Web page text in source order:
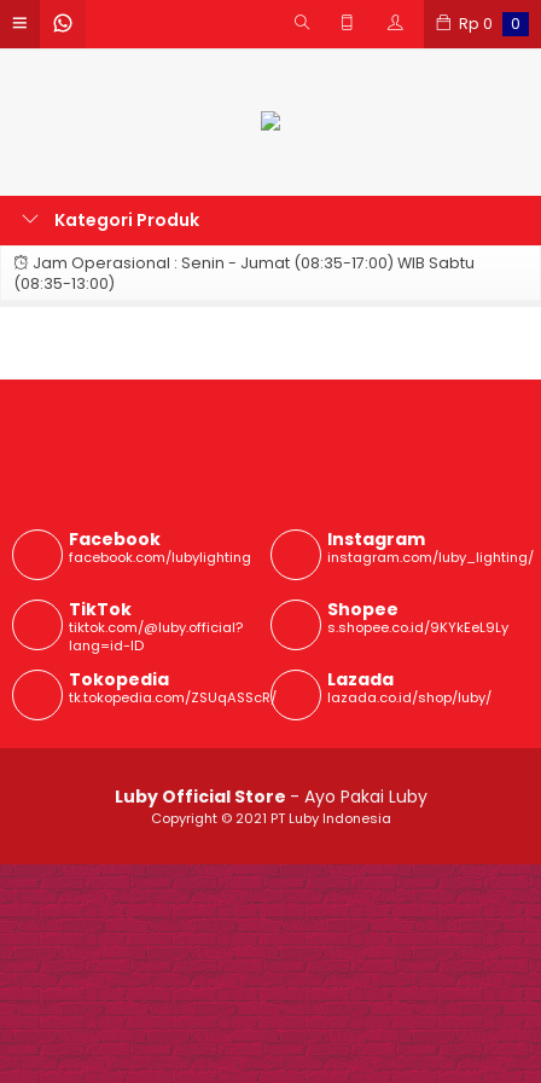
Rp 0 0
Kategori Produk
Jam Operasional : Senin - Jumat (08:35-17:00) WIB Sabtu
(08:35-13:00)
Facebook
facebook.com/lubylighting
Instagram
instagram.com/luby_lighting/
TikTok
tiktok.com/@luby.official?
lang=id-ID
Shopee
s.shopee.co.id/9KYkEeL9Ly
Tokopedia
tk.tokopedia.com/ZSUqASScR/
Lazada
lazada.co.id/shop/luby/
Luby Official Store - Ayo Pakai Luby
Copyright © 2021 PT Luby Indonesia